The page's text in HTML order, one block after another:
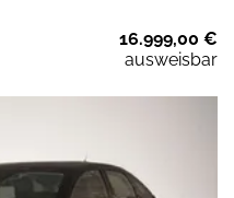
16.999,00 €
ausweisbar